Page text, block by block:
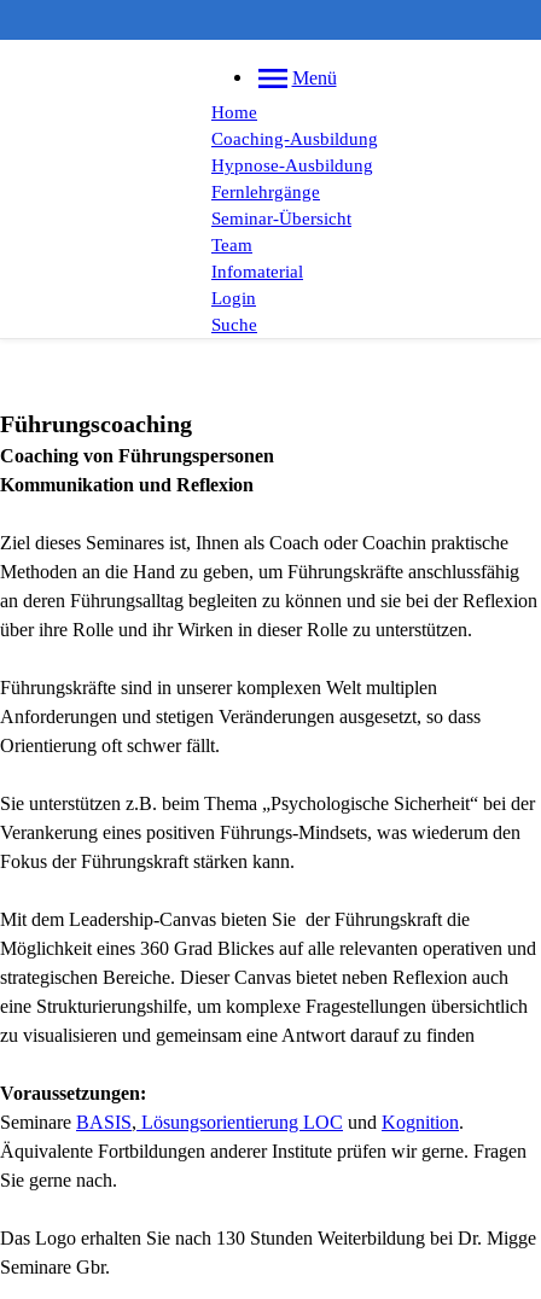
Menü
Home
Coaching-Ausbildung
Hypnose-Ausbildung
Fernlehrgänge
Seminar-Übersicht
Team
Infomaterial
Login
Suche
Führungscoaching
Coaching von Führungspersonen
Kommunikation und Reflexion
Ziel dieses Seminares ist, Ihnen als Coach oder Coachin praktische
Methoden an die Hand zu geben, um Führungskräfte anschlussfähig
an deren Führungsalltag begleiten zu können und sie bei der Reflexion
über ihre Rolle und ihr Wirken in dieser Rolle zu unterstützen.
Führungskräfte sind in unserer komplexen Welt multiplen
Anforderungen und stetigen Veränderungen ausgesetzt, so dass
Orientierung oft schwer fällt.
Sie unterstützen z.B. beim Thema „Psychologische Sicherheit“ bei der
Verankerung eines positiven Führungs-Mindsets, was wiederum den
Fokus der Führungskraft stärken kann.
Mit dem Leadership-Canvas bieten Sie der Führungskraft die
Möglichkeit eines 360 Grad Blickes auf alle relevanten operativen und
strategischen Bereiche. Dieser Canvas bietet neben Reflexion auch
eine Strukturierungshilfe, um komplexe Fragestellungen übersichtlich
zu visualisieren und gemeinsam eine Antwort darauf zu finden
Voraussetzungen:
Seminare BASIS, Lösungsorientierung LOC und Kognition.
Äquivalente Fortbildungen anderer Institute prüfen wir gerne. Fragen
Sie gerne nach.
Das Logo erhalten Sie nach 130 Stunden Weiterbildung bei Dr. Migge
Seminare Gbr.